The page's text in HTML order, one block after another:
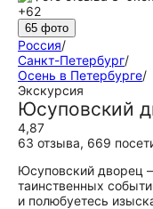
+62
65 фото
Россия/
Санкт-Петербург/
Осень в Петербурге/
Экскурсия
Юсуповский
4,87
63 отзыва, 669
Юсуповский дворец
таинственных
и полюбуетесь